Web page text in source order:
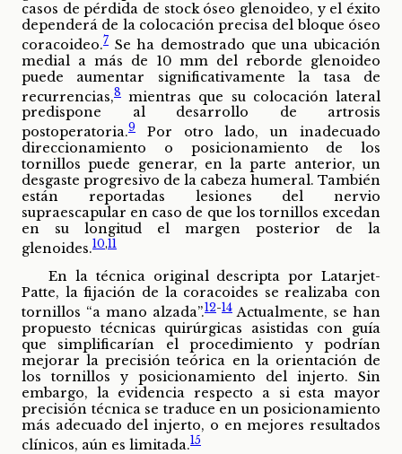
casos de pérdida de stock óseo glenoideo, y el éxito
dependerá de la colocación precisa del bloque óseo
coracoideo.7 Se ha demostrado que una ubicación
medial a más de 10 mm del reborde glenoideo
puede aumentar significativamente la tasa de
recurrencias,8 mientras que su colocación lateral
predispone al desarrollo de artrosis
postoperatoria.9
Por otro lado, un inadecuado
direccionamiento o posicionamiento de los
tornillos puede generar, en la parte anterior, un
desgaste progresivo de la cabeza humeral. También
están reportadas lesiones del nervio
supraescapular en caso de que los tornillos excedan
en su longitud el margen posterior de la
glenoides.10,11
En la técnica original descripta por Latarjet-
Patte, la fijación de la coracoides se realizaba con
tornillos “a mano alzada”.12-14 Actualmente, se han
propuesto técnicas quirúrgicas asistidas con guía
que simplificarían el procedimiento y podrían
mejorar la precisión teórica en la orientación de
los tornillos y posicionamiento del injerto. Sin
embargo, la evidencia respecto a si esta mayor
precisión técnica se traduce en un posicionamiento
más adecuado del injerto, o en mejores resultados
clínicos, aún es limitada.15